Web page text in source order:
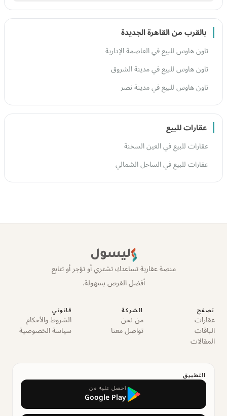
بالقرب من القاهرة الجديدة
تاون هاوس للبيع في العاصمة الإدارية
تاون هاوس للبيع في مدينة الشروق
تاون هاوس للبيع في مدينة نصر
عقارات للبيع
عقارات للبيع في العين السخنة
عقارات للبيع في الساحل الشمالي
ليسول
منصة عقارية تساعدك تشتري أو تؤجر أو تتابع
أفضل الفرص بسهولة.
تصفح
عقارات
الباقات
المقالات
الشركة
من نحن
تواصل معنا
قانوني
الشروط والأحكام
سياسة الخصوصية
التطبيق
احصل عليه من
Google Play